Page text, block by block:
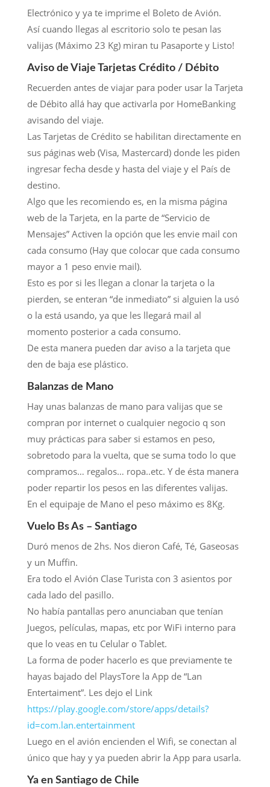
Electrónico y ya te imprime el Boleto de Avión.
Así cuando llegas al escritorio solo te pesan las
valijas (Máximo 23 Kg) miran tu Pasaporte y Listo!
Aviso de Viaje Tarjetas Crédito / Débito
Recuerden antes de viajar para poder usar la Tarjeta
de Débito allá hay que activarla por HomeBanking
avisando del viaje.
Las Tarjetas de Crédito se habilitan directamente en
sus páginas web (Visa, Mastercard) donde les piden
ingresar fecha desde y hasta del viaje y el País de
destino.
Algo que les recomiendo es, en la misma página
web de la Tarjeta, en la parte de “Servicio de
Mensajes” Activen la opción que les envie mail con
cada consumo (Hay que colocar que cada consumo
mayor a 1 peso envie mail).
Esto es por si les llegan a clonar la tarjeta o la
pierden, se enteran “de inmediato” si alguien la usó
o la está usando, ya que les llegará mail al
momento posterior a cada consumo.
De esta manera pueden dar aviso a la tarjeta que
den de baja ese plástico.
Balanzas de Mano
Hay unas balanzas de mano para valijas que se
compran por internet o cualquier negocio q son
muy prácticas para saber si estamos en peso,
sobretodo para la vuelta, que se suma todo lo que
compramos… regalos… ropa..etc. Y de ésta manera
poder repartir los pesos en las diferentes valijas.
En el equipaje de Mano el peso máximo es 8Kg.
Vuelo Bs As – Santiago
Duró menos de 2hs. Nos dieron Café, Té, Gaseosas
y un Muffin.
Era todo el Avión Clase Turista con 3 asientos por
cada lado del pasillo.
No había pantallas pero anunciaban que tenían
Juegos, películas, mapas, etc por WiFi interno para
que lo veas en tu Celular o Tablet.
La forma de poder hacerlo es que previamente te
hayas bajado del PlaysTore la App de “Lan
Entertaiment”. Les dejo el Link
https://play.google.com/store/apps/details?
id=com.lan.entertainment
Luego en el avión encienden el Wifi, se conectan al
único que hay y ya pueden abrir la App para usarla.
Ya en Santiago de Chile